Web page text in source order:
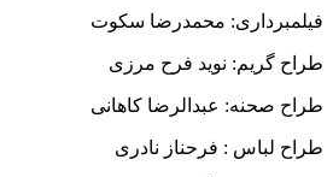
فیلمبرداری: محمدرضا سکوت
طراح گریم: نوید فرح مرزی
طراح صحنه: عبدالرضا کاهانی
طراح لباس : فرحناز نادری